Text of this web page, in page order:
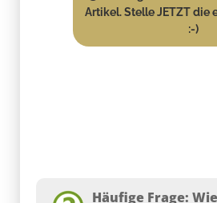
Artikel. Stelle JETZT die
:-)
Häufige Frage: